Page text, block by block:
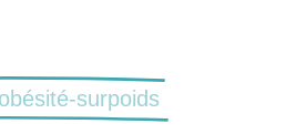
surpoids